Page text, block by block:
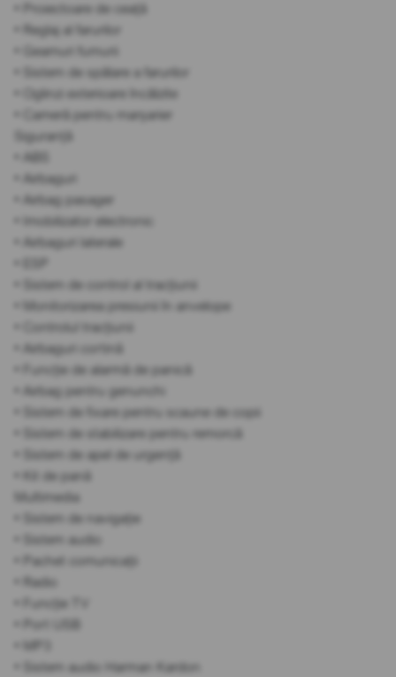
• Proiectoare de ceață
• Reglaj al farurilor
• Geamuri fumurii
• Sistem de spălare a farurilor
• Oglinzi exterioare încălzite
• Cameră pentru marșarier
Siguranță
• ABS
• Airbaguri
• Airbag pasager
• Imobilizator electronic
• Airbaguri laterale
• Sistem de control al tracțiunii
• Monitorizarea presiunii în anvelope
• Controlul tracțiunii
• Airbaguri cortină
• Funcție de alarmă de panică
• Airbag pentru genunchi
• Sistem de fixare pentru scaune de copii
• Sistem de stabilizare pentru remorcă
• Sistem de apel de urgență
• Kit de pană
Multimedia
• Sistem de navigație
• Sistem audio
• Pachet comunicații
• Radio
• Funcție TV
• Port USB
• MP3
• Sistem audio Harman Kardon